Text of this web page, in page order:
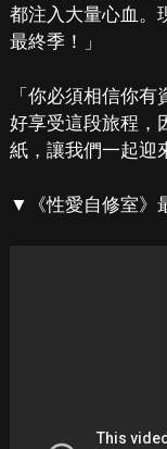
都注入大量心血。
最終季！」
「你必須相信你
好享受這段旅程，
紙，讓我們一起迎
▼《性愛自修室》